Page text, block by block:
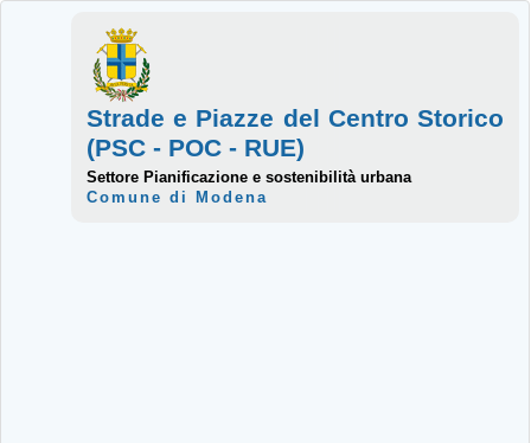
Strade e Piazze del Centro Storico
(PSC - POC - RUE)
Settore Pianificazione e sostenibilità urbana
Comune di Modena